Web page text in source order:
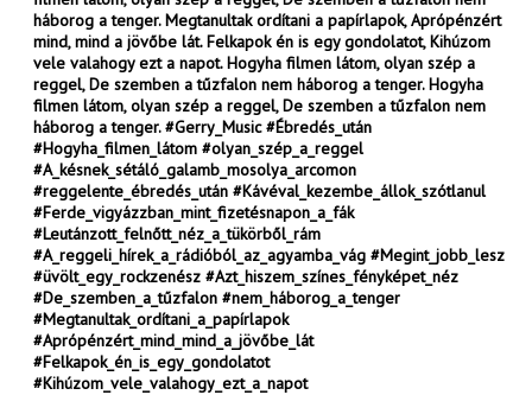
háborog a tenger. Megtanultak ordítani a papírlapok, Aprópénzért
mind, mind a jövőbe lát. Felkapok én is egy gondolatot, Kihúzom
vele valahogy ezt a napot. Hogyha filmen látom, olyan szép a
reggel, De szemben a tűzfalon nem háborog a tenger. Hogyha
filmen látom, olyan szép a reggel, De szemben a tűzfalon nem
háborog a tenger. #Gerry_Music #Ébredés_után
#Hogyha_filmen_látom #olyan_szép_a_reggel
#A_késnek_sétáló_galamb_mosolya_arcomon
#reggelente_ébredés_után #Kávéval_kezembe_állok_szótlanul
#Ferde_vigyázzban_mint_fizetésnapon_a_fák
#Leutánzott_felnőtt_néz_a_tükörből_rám
#A_reggeli_hírek_a_rádióból_az_agyamba_vág #Megint_jobb_lesz
#üvölt_egy_rockzenész #Azt_hiszem_színes_fényképet_néz
#De_szemben_a_tűzfalon #nem_háborog_a_tenger
#Megtanultak_ordítani_a_papírlapok
#Aprópénzért_mind_mind_a_jövőbe_lát
#Felkapok_én_is_egy_gondolatot
#Kihúzom_vele_valahogy_ezt_a_napot